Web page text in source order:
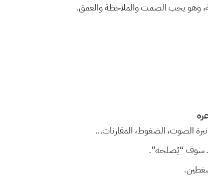
وهو يحب الصمت والملاحظة والعمق.
الصوت، الضغوط، المقارنات…
سوف “يُصلحه”.